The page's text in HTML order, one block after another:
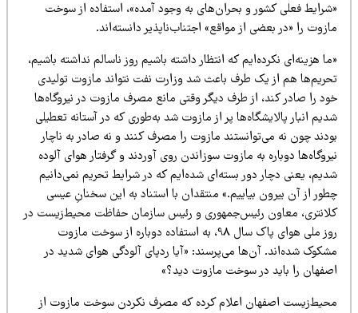
فعلی کشور و بحران‌های به وجود آمده»، استفاده از سوخت
را «در بعضی از مواقع» اجتناب‌ناپذیر دانسته‌اند.
هزینه‌ای نکرده‌ایم که انتظار داشته باشیم روز ناسالم نداشته باشیم،
هم از یک طرف باعث شد وزارت نفت نتواند مازوت تولیدی
را صادر کند، از طرف دیگر وقتی مانع مصرف مازوت در نیروگاه‌ها
انبار پالایشگاه‌ها پر از مازوت شد به‌طوری که در آستانه تعطیلی
چون نه می‌توانستند مازوت را مصرف کنند و نه صادر به ناچار
دوباره به مازوت سوزاندن روی آوردند و گرفتار هوای آلوده
یعنی دچار دور بسته‌ای شده‌ایم که در شرایط تحریم نمی‌دانیم
از آن بیرون بیاییم.» منتقدان با استناد به این سخنانِ عیسی
معاون رئیس‌جمهوری و رئیس سازمان حفاظت محیط‌زیست در
روز ملی هوای پاک سال 98، به استفاده دوباره از سوخت مازوت
شده‌اند. آن‌ها می‌پرسند: «آیا ردپای آلودگی هوای شدید در
را باید در سوخت مازوت دید؟»
اصفهان اعلام کرده که مصرف نکردن سوخت مازوت از